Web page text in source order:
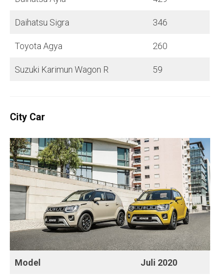
Daihatsu Sigra 346
Toyota Agya 260
Suzuki Karimun Wagon R 59
City Car
Model Juli 2020